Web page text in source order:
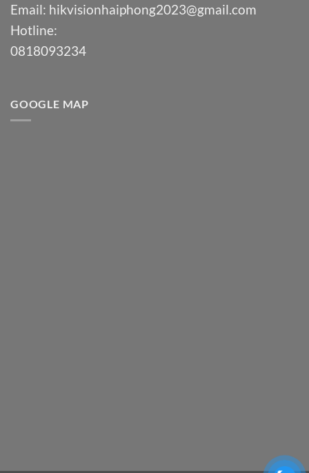
Email: hikvisionhaiphong2023@gmail.com
Hotline:
0818093234
GOOGLE MAP